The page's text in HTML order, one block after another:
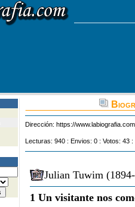
Dirección: https://
Lecturas: 940 : Envios: 0 : Votos: 43
Julian Tuwim
1 Un visitante nos